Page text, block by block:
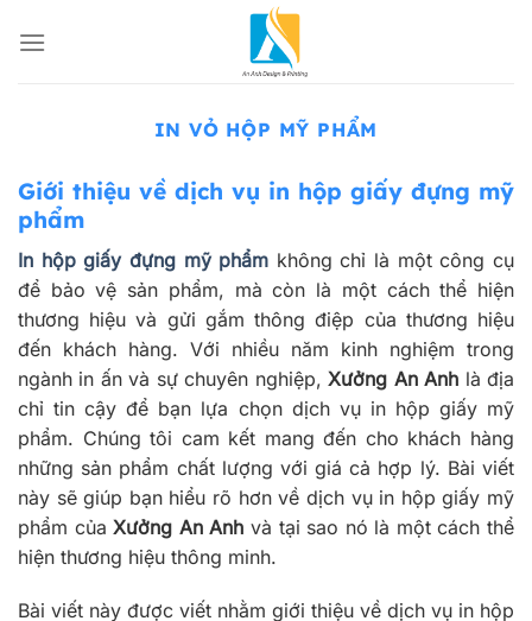
qua
IN VỎ HỘP MỸ PHẨM
Giới thiệu về dịch vụ in hộp giấy đựng mỹ
phẩm
In hộp giấy đựng mỹ phẩm không chỉ là một công cụ
để bảo vệ sản phẩm, mà còn là một cách thể hiện
thương hiệu và gửi gắm thông điệp của thương hiệu
đến khách hàng. Với nhiều năm kinh nghiệm trong
ngành in ấn và sự chuyên nghiệp,Xưởng An Anh là địa
chỉ tin cậy để bạn lựa chọn dịch vụ in hộp giấy mỹ
phẩm. Chúng tôi cam kết mang đến cho khách hàng
những sản phẩm chất lượng với giá cả hợp lý. Bài viết
này sẽ giúp bạn hiểu rõ hơn về dịch vụ in hộp giấy mỹ
phẩm củaXưởng An Anh và tại sao nó là một cách thể
hiện thương hiệu thông minh.
Bài viết này được viết nhằm giới thiệu về dịch vụ in hộp